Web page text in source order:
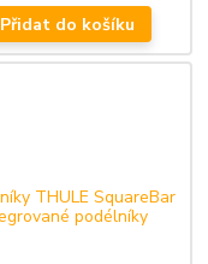
Přidat do košíku